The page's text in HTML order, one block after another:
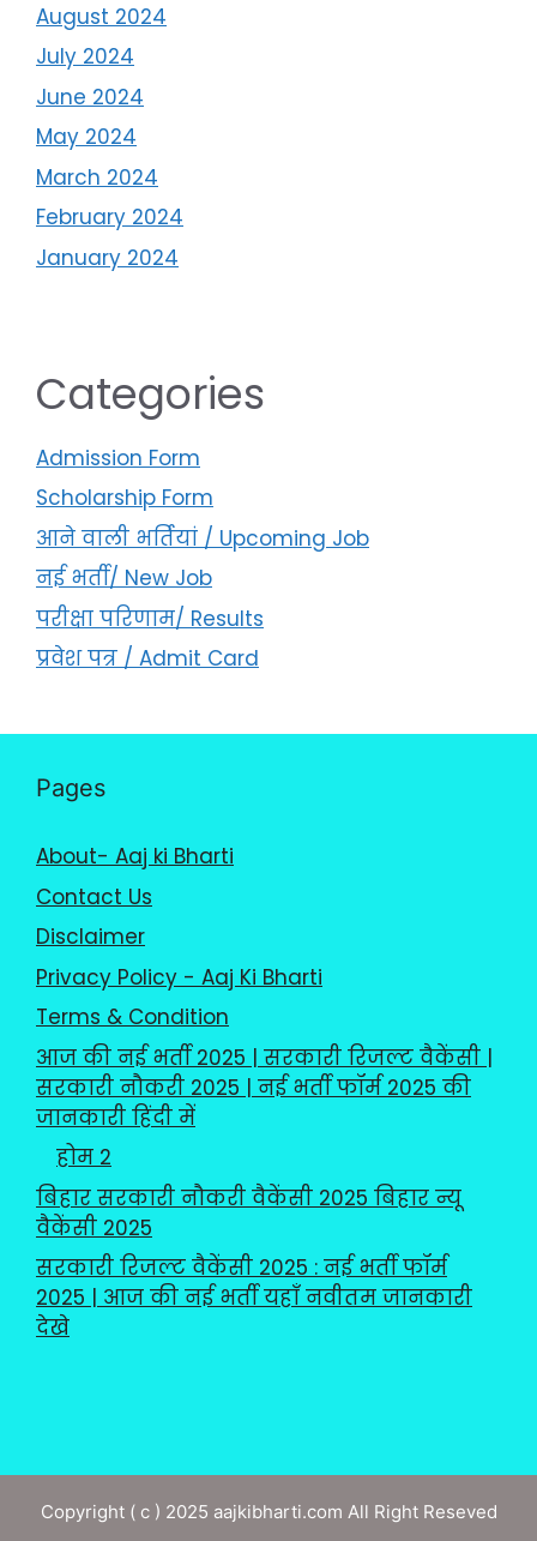
August 2024
July 2024
June 2024
May 2024
March 2024
February 2024
January 2024
Categories
Admission Form
Scholarship Form
आने वाली भर्तियां / Upcoming Job
नई भर्ती/ New Job
परीक्षा परिणाम/ Results
प्रवेश पत्र / Admit Card
Pages
About- Aaj ki Bharti
Contact Us
Disclaimer
Privacy Policy - Aaj Ki Bharti
Terms & Condition
आज की नई भर्ती 2025 | सरकारी रिजल्ट वैकेंसी |
सरकारी नौकरी 2025 | नई भर्ती फॉर्म 2025 की
जानकारी हिंदी में
होम 2
बिहार सरकारी नौकरी वैकेंसी 2025 बिहार न्यू
वैकेंसी 2025
सरकारी रिजल्ट वैकेंसी 2025 : नई भर्ती फॉर्म
2025 | आज की नई भर्ती यहाँ नवीतम जानकारी
देखे
Copyright ( c ) 2025 aajkibharti.com All Right Reseved